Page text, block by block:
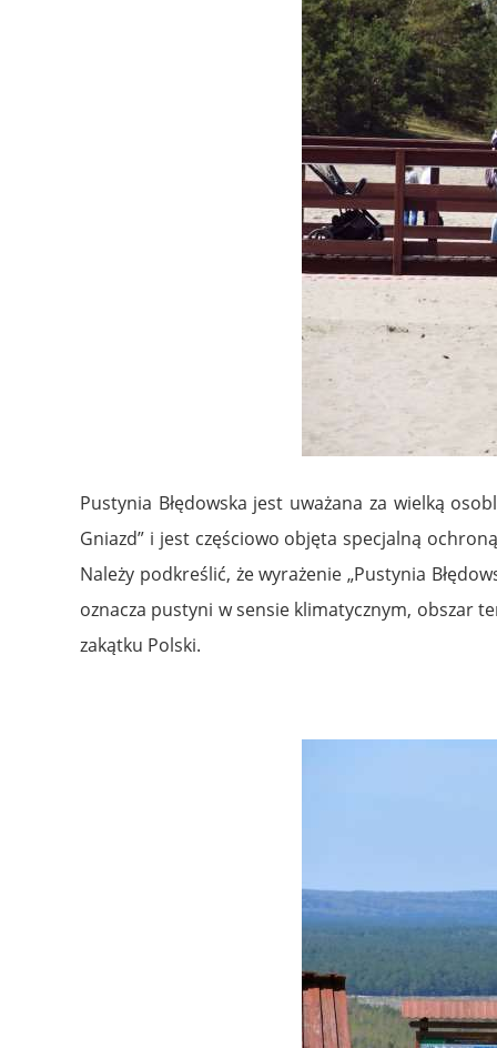
Pustynia Błędowska jest uważana za wielką
Gniazd” i jest częściowo objęta specjalną
Należy podkreślić, że wyrażenie „Pustynia
oznacza pustyni w sensie klimatycznym, obszar
zakątku Polski.